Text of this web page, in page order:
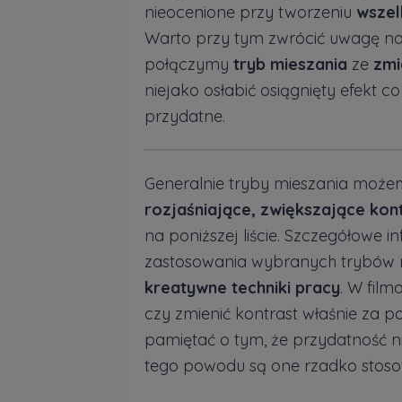
nieocenione przy tworzeniu
Warto przy tym zwrócić uwagę
połączymy tryb mieszania ze
niejako osłabić osiągnięty efekt
przydatne.
Generalnie tryby mieszania
rozjaśniające, zwiększające
na poniższej liście.
zastosowania wybranych trybów
kreatywne techniki pracy. W
czy zmienić kontrast właśnie za
pamiętać o tym, że przydatność
tego powodu są one rzadko